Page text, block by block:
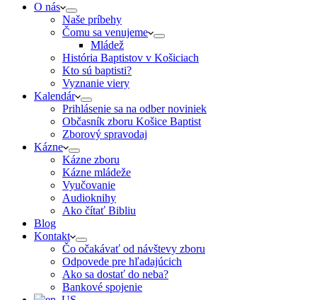
O nás
Naše príbehy
Čomu sa venujeme
Mládež
História Baptistov v Košiciach
Kto sú baptisti?
Vyznanie viery
Kalendár
Prihlásenie sa na odber noviniek
Občasník zboru Košice Baptist
Zborový spravodaj
Kázne
Kázne zboru
Kázne mládeže
Vyučovanie
Audioknihy
Ako čítať Bibliu
Blog
Kontakt
Čo očakávať od návštevy zboru
Odpovede pre hľadajúcich
Ako sa dostať do neba?
Bankové spojenie